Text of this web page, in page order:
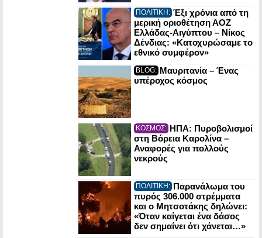
ΠΟΛΙΤΙΚΗ: Έξι χρόνια από τη
μερική οριοθέτηση ΑΟΖ
Ελλάδας-Αιγύπτου – Νίκος
Δένδιας: «Κατοχυρώσαμε το
εθνικό συμφέρον»
BLOG: Μαυριτανία – Ένας
υπέροχος κόσμος
ΚΟΣΜΟΣ: ΗΠΑ: Πυροβολισμοί
στη Βόρεια Καρολίνα –
Αναφορές για πολλούς
νεκρούς
ΠΟΛΙΤΙΚΗ: Παρανάλωμα του
πυρός 306.000 στρέμματα
και ο Μητσοτάκης δηλώνει:
«Όταν καίγεται ένα δάσος
δεν σημαίνει ότι χάνεται…»